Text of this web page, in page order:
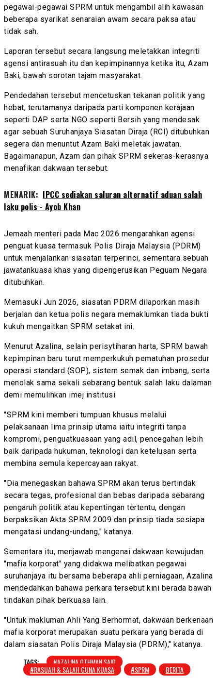
pegawai-pegawai SPRM untuk mengambil alih kawasan
beberapa syarikat senaraian awam secara paksa atau
tidak sah.
Laporan tersebut secara langsung meletakkan integriti
agensi antirasuah itu dan kepimpinannya ketika itu, Azam
Baki, bawah sorotan tajam masyarakat.
Pendedahan tersebut mencetuskan tekanan politik yang
hebat, terutamanya daripada parti komponen kerajaan
seperti DAP serta NGO seperti Bersih yang mendesak
agar sebuah Suruhanjaya Siasatan Diraja (RCI) ditubuhkan
segera dan menuntut Azam Baki meletak jawatan.
Bagaimanapun, Azam dan pihak SPRM sekeras-kerasnya
menafikan dakwaan tersebut.
MENARIK: IPCC sediakan saluran alternatif aduan salah
laku polis - Ayob Khan
Jemaah menteri pada Mac 2026 mengarahkan agensi
penguat kuasa termasuk Polis Diraja Malaysia (PDRM)
untuk menjalankan siasatan terperinci, sementara sebuah
jawatankuasa khas yang dipengerusikan Peguam Negara
ditubuhkan.
Memasuki Jun 2026, siasatan PDRM dilaporkan masih
berjalan dan ketua polis negara memaklumkan tiada bukti
kukuh mengaitkan SPRM setakat ini.
Menurut Azalina, selain perisytiharan harta, SPRM bawah
kepimpinan baru turut memperkukuh pematuhan prosedur
operasi standard (SOP), sistem semak dan imbang, serta
menolak sama sekali sebarang bentuk salah laku dalaman
demi memulihkan imej institusi.
"SPRM kini memberi tumpuan khusus melalui
pelaksanaan lima prinsip utama iaitu integriti tanpa
kompromi, penguatkuasaan yang adil, pencegahan lebih
baik daripada hukuman, teknologi dan ketelusan serta
membina semula kepercayaan rakyat.
"Dia menegaskan bahawa SPRM akan terus bertindak
secara tegas, profesional dan bebas daripada sebarang
pengaruh politik atau kepentingan tertentu, dengan
berpaksikan Akta SPRM 2009 dan prinsip tiada sesiapa
mengatasi undang-undang," katanya.
Sementara itu, menjawab mengenai dakwaan kewujudan
"mafia korporat" yang didakwa melibatkan pegawai
suruhanjaya itu bersama beberapa ahli perniagaan, Azalina
mendedahkan bahawa perkara tersebut kini berada bawah
tindakan pihak berkuasa lain.
"Untuk makluman Ahli Yang Berhormat, dakwaan berkenaan
mafia korporat merupakan suatu perkara yang berada di
dalam siasatan Polis Diraja Malaysia (PDRM)," katanya.
TAGS: #AZALINA OTHMAN SAID
#RASUAH & SALAH GUNA KUASA #SPRM BERITA